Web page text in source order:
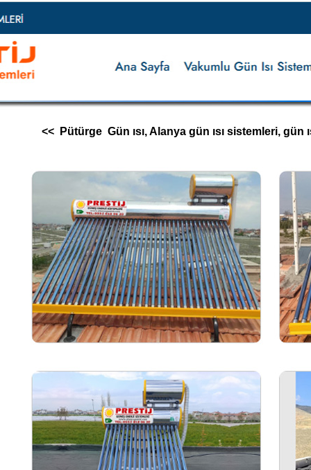
<< Pütürge Gün ısı, Alanya gün ısı sistemleri, gün